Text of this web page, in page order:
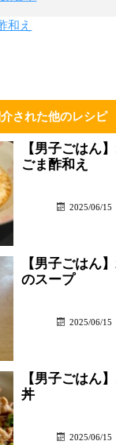
和え
介された他のレシピ
【男子ごはん
ごま酢和え
2025/06/15
【男子ごはん
のスープ
2025/06/15
【男子ごはん
丼
2025/06/15